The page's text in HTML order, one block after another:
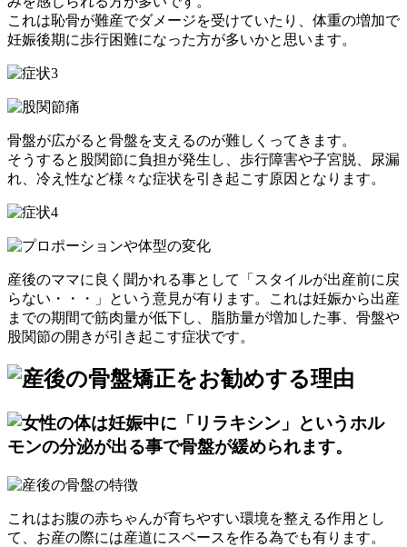
これは恥骨が難産でダメージを受けていたり、体重の増加で
妊娠後期に歩行困難になった方が多いかと思います。
骨盤が広がると骨盤を支えるのが難しくってきます。
そうすると股関節に負担が発生し、歩行障害や子宮脱、尿漏
れ、冷え性など様々な症状を引き起こす原因となります。
産後のママに良く聞かれる事として「スタイルが出産前に戻
らない・・・」という意見が有ります。これは妊娠から出産
までの期間で筋肉量が低下し、脂肪量が増加した事、骨盤や
股関節の開きが引き起こす症状です。
これはお腹の赤ちゃんが育ちやすい環境を整える作用とし
て、お産の際には産道にスペースを作る為でも有ります。